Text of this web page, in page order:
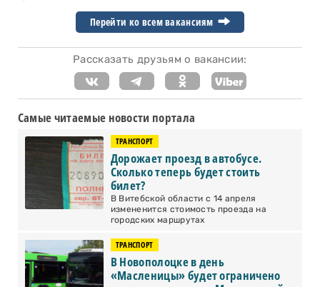
Перейти ко всем вакансиям
Рассказать друзьям о вакансии:
Самые читаемые новости портала
ТРАНСПОРТ
Дорожает проезд в автобусе.
Сколько теперь будет стоить
билет?
В Витебской области с 14 апреля
измененится стоимость проезда на
городских маршрутах
ТРАНСПОРТ
В Новополоцке в день
«Масленицы» будет ограничено